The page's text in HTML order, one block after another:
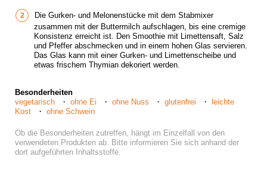
Die Gurken- und Melonenstücke mit dem Stabmixer
zusammen mit der Buttermilch aufschlagen, bis eine cremige
Konsistenz erreicht ist. Den Smoothie mit Limettensaft, Salz
und Pfeffer abschmecken und in einem hohen Glas servieren.
Das Glas kann mit einer Gurken- und Limettenscheibe und
etwas frischem Thymian dekoriert werden.
Besonderheiten
vegetarisch
ohne Ei ohne Nuss glutenfrei
leichte
Kost
ohne Schwein
Ob die Besonderheiten zutreffen, hängt im Einzelfall von den
verwendeten Produkten ab. Bitte informieren Sie sich anhand der
dort aufgeführten Inhaltsstoffe.